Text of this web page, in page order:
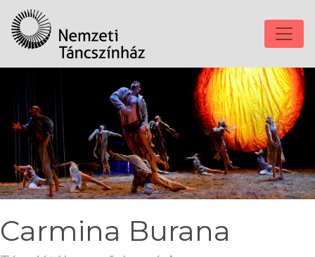
Carmina Burana